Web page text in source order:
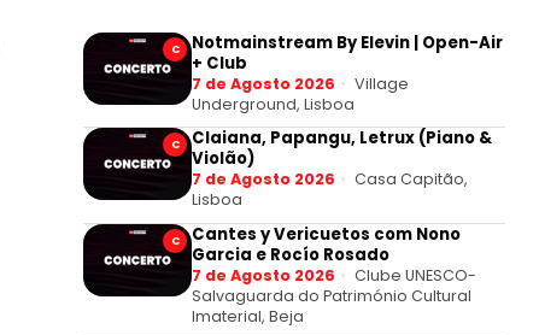
C
Notmainstream By Elevin | Open-Air
+ Club
7 de Agosto 2026
Village
Underground, Lisboa
C
Claiana, Papangu, Letrux (Piano &
Violão)
7 de Agosto 2026
Casa Capitão,
Lisboa
C
Cantes y Vericuetos com Nono
Garcia e Rocío Rosado
7 de Agosto 2026
Clube UNESCO-
Salvaguarda do Património Cultural
Imaterial, Beja